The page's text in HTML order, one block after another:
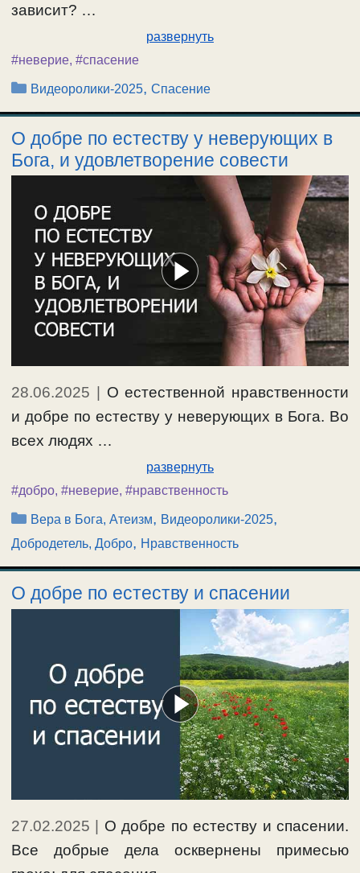
зависит? …
развернуть
#неверие, #спасение
Рубрики
Видеоролики-2025,Спасение
О добре по естеству у неверующих в
Бога, и удовлетворение совести
28.06.2025
О естественной нравственности
и добре по естеству у неверующих в Бога. Во
всех людях …
развернуть
#добро, #неверие, #нравственность
Рубрики
Вера в Бога, Атеизм, Видеоролики-2025,
Добродетель, Добро, Нравственность
О добре по естеству и спасении
27.02.2025
О добре по естеству и спасении.
Все добрые дела осквернены примесью